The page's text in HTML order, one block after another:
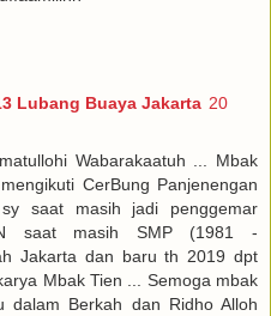
Lubang Buaya Jakarta 20
Wabarakaatuh ... Mbak
CerBung Panjenengan
saat masih jadi penggemar
saat masih SMP (1981 -
Jakarta dan baru th 2019 dpt
Mbak Tien ... Semoga mbak
dalam Berkah dan Ridho Alloh